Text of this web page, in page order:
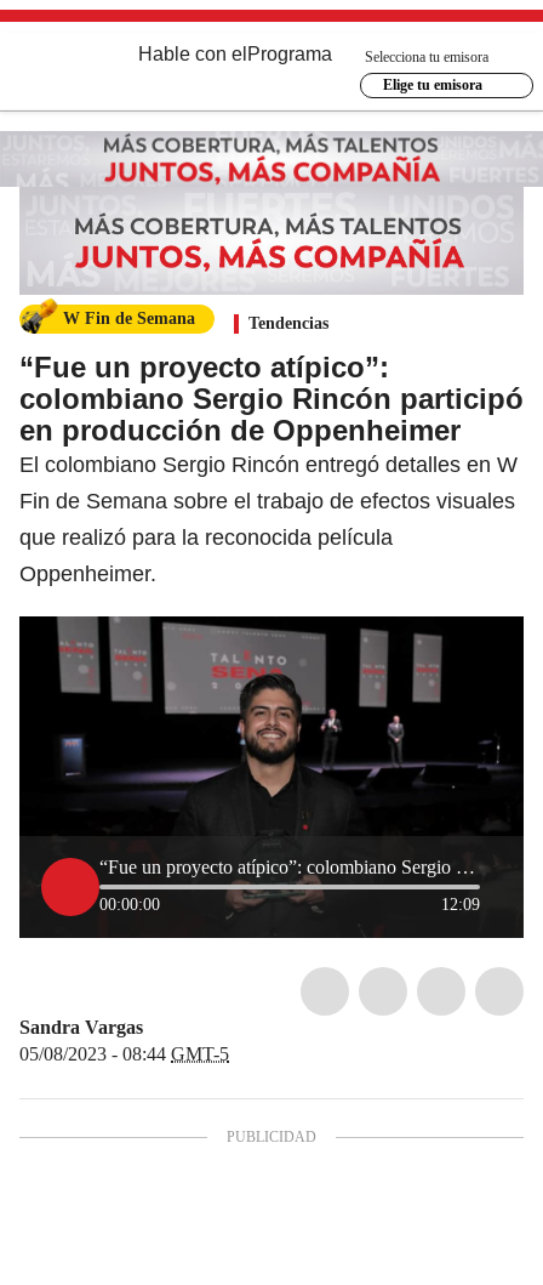
Hable con el Programa
Selecciona tu emisora
Elige tu emisora
W Fin de Semana Tendencias
“Fue un proyecto atípico”:
colombiano Sergio Rincón participó
en producción de Oppenheimer
El colombiano Sergio Rincón entregó detalles en W
Fin de Semana sobre el trabajo de efectos visuales
que realizó para la reconocida película
Oppenheimer.
“Fue un proyecto atípico”: colombiano Sergio Rincón participó en producción de Oppenheimer
00:00:00 12:09
Sandra Vargas
05/08/2023 - 08:44 GMT-5